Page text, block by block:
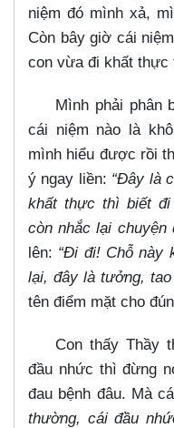
niệm đó mình xả,
Còn bây giờ cái
con vừa đi khất
Mình phải phân
cái niệm nào là
mình hiểu được rồi
ý ngay liền: “Đây là
khất thực thì biết
còn nhắc lại chuyện
lên: “Đi đi! Chỗ này
lại, đây là tưởng,
tên điểm mặt cho
Con thấy Thầy
đầu nhức thì đừng
đau bệnh đâu. Mà
thường, cái đầu